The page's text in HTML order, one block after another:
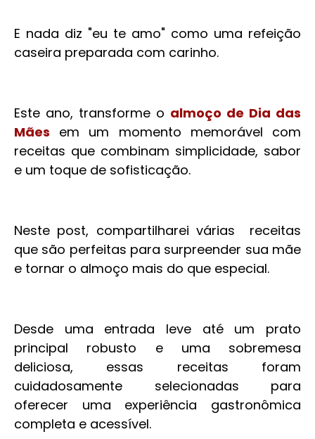
E nada diz "eu te amo" como uma refeição
caseira preparada com carinho.
Este ano, transforme o almoço de Dia das
Mães em um momento memorável com
receitas que combinam simplicidade, sabor
e um toque de sofisticação.
Neste post, compartilharei várias receitas
que são perfeitas para surpreender sua mãe
e tornar o almoço mais do que especial.
Desde uma entrada leve até um prato
principal robusto e uma sobremesa
deliciosa, essas receitas foram
cuidadosamente selecionadas para
oferecer uma experiência gastronômica
completa e acessível.